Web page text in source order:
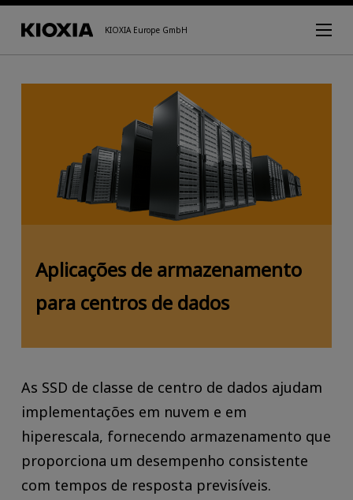
KIOXIA Europe GmbH
Aplicações de armazenamento
para centros de dados
As SSD de classe de centro de dados ajudam
implementações em nuvem e em
hiperescala, fornecendo armazenamento que
proporciona um desempenho consistente
com tempos de resposta previsíveis.